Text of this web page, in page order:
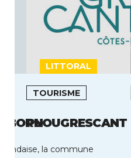
LITTORAL
BORN
landaise, la commune
TOURISME
PLOUGRESCANT